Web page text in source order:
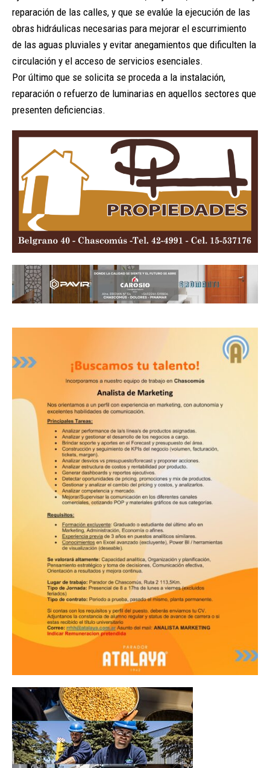
reparación de las calles, y que se evalúe la ejecución de las
obras hidráulicas necesarias para mejorar el escurrimiento
de las aguas pluviales y evitar anegamientos que dificulten la
circulación y el acceso de servicios esenciales.
Por último que se solicita se proceda a la instalación,
reparación o refuerzo de luminarias en aquellos sectores que
presenten deficiencias.